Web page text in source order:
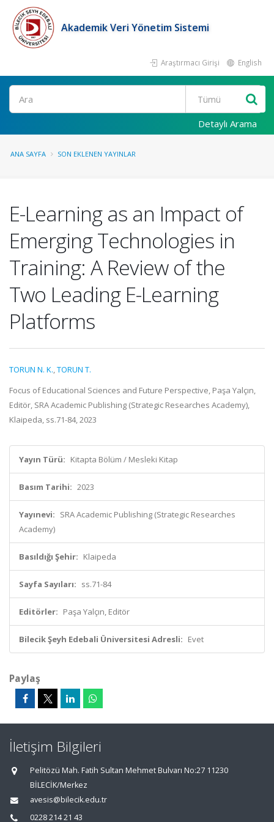
Akademik Veri Yönetim Sistemi
Araştırmacı Girişi English
Ara
Detaylı Arama
ANA SAYFA SON EKLENEN YAYINLAR
E-Learning as an Impact of
Emerging Technologies in
Training: A Review of the
Two Leading E-Learning
Platforms
TORUN N. K.,TORUN T.
Focus of Educational Sciences and Future Perspective, Paşa Yalçın,
Editör, SRA Academic Publishing (Strategic Researches Academy),
Klaipeda, ss.71-84, 2023
Yayın Türü: Kitapta Bölüm / Mesleki Kitap
Basım Tarihi: 2023
Yayınevi: SRA Academic Publishing (Strategic Researches
Academy)
Basıldığı Şehir: Klaipeda
Sayfa Sayıları: ss.71-84
Editörler: Paşa Yalçın, Editör
Bilecik Şeyh Edebali Üniversitesi Adresli: Evet
Paylaş
İletişim Bilgileri
Pelitözü Mah. Fatih Sultan Mehmet Bulvarı No:27 11230
BİLECİK/Merkez
avesis@bilecik.edu.tr
0228 214 21 43